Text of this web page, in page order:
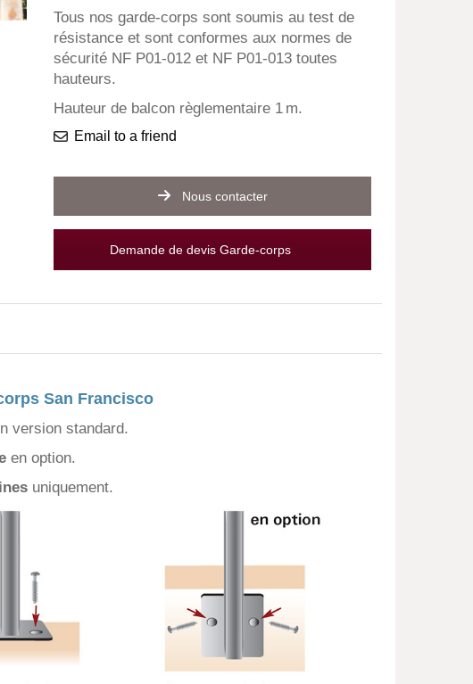
Tous nos garde-corps sont soumis au test de
résistance et sont conformes aux normes de
sécurité NF P01-012 et NF P01-013 toutes
hauteurs.
Hauteur de balcon règlementaire 1 m.
Email to a friend
Nous contacter
Demande de devis Garde-corps
San Francisco
version standard.
en option.
uniquement.